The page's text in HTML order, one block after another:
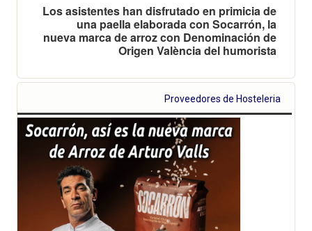
Los asistentes han disfrutado en primicia de
una paella elaborada con Socarrón, la
nueva marca de arroz con Denominación de
Origen València del humorista
Proveedores de Hosteleria